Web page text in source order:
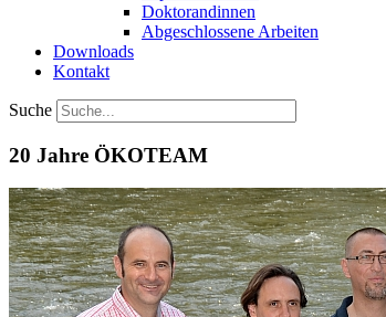
Doktorandinnen
Abgeschlossene Arbeiten
Downloads
Kontakt
Suche
20 Jahre ÖKOTEAM